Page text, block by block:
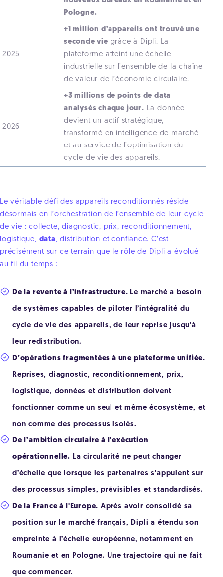
Pologne.
2025
+1 million d’appareils ont trouvé une
seconde vie grâce à Dipli. La
plateforme atteint une échelle
industrielle sur l’ensemble de la chaîne
de valeur de l’économie circulaire.
2026
+3 millions de points de data
analysés chaque jour. La donnée
devient un actif stratégique,
transformé en intelligence de marché
et au service de l’optimisation du
cycle de vie des appareils.
Le véritable défi des appareils reconditionnés réside
désormais en l’orchestration de l’ensemble de leur cycle
de vie : collecte, diagnostic, prix, reconditionnement,
logistique, data, distribution et confiance. C’est
précisément sur ce terrain que le rôle de Dipli a évolué
au fil du temps :
De la revente à l’infrastructure. Le marché a besoin
de systèmes capables de piloter l’intégralité du
cycle de vie des appareils, de leur reprise jusqu’à
leur redistribution.
D’opérations fragmentées à une plateforme unifiée.
Reprises, diagnostic, reconditionnement, prix,
logistique, données et distribution doivent
fonctionner comme un seul et même écosystème, et
non comme des processus isolés.
De l’ambition circulaire à l’exécution
opérationnelle. La circularité ne peut changer
d’échelle que lorsque les partenaires s’appuient sur
des processus simples, prévisibles et standardisés.
De la France à l'Europe. Après avoir consolidé sa
position sur le marché français, Dipli a étendu son
empreinte à l’échelle européenne, notamment en
Roumanie et en Pologne. Une trajectoire qui ne fait
que commencer.